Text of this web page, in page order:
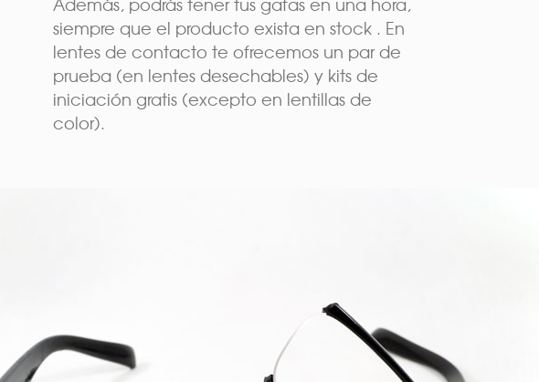
siempre que el producto exista en stock . En
lentes de contacto te ofrecemos un par de
prueba (en lentes desechables) y kits de
iniciación gratis (excepto en lentillas de
color).